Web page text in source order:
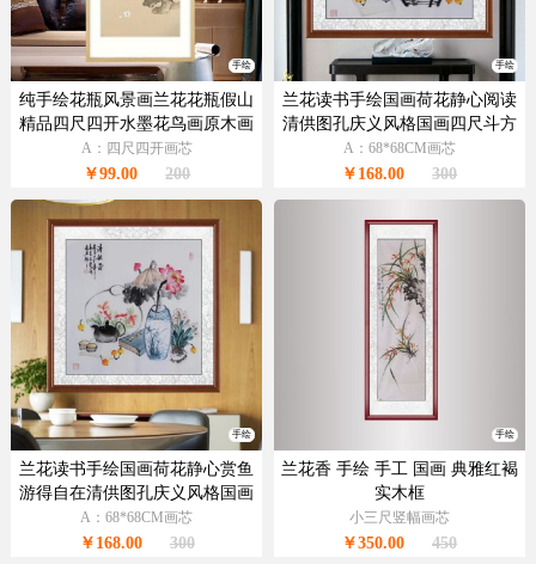
手绘
纯手绘花瓶风景画兰花花瓶假山
精品四尺四开水墨花鸟画原木画
框
A：四尺四开画芯
￥99.00 200
手绘
兰花读书手绘国画荷花静心阅读
清供图孔庆义风格国画四尺斗方
A：68*68CM画芯
￥168.00 300
手绘
兰花读书手绘国画荷花静心赏鱼
游得自在清供图孔庆义风格国画
四尺斗方
A：68*68CM画芯
￥168.00 300
手绘
兰花香 手绘 手工 国画 典雅红褐
实木框
小三尺竖幅画芯
￥350.00 450